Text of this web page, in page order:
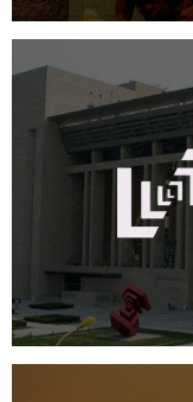
中国科
网站
数字博物馆建设
产品展厅设计